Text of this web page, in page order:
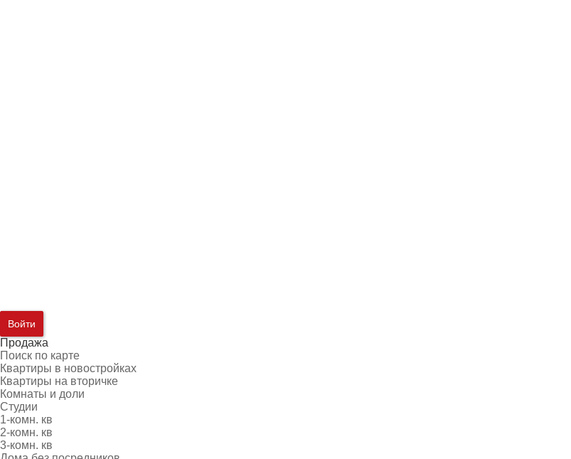
Войти
Продажа
Поиск по карте
Квартиры в новостройках
Квартиры на вторичке
Комнаты и доли
Студии
1-комн. кв
2-комн. кв
3-комн. кв